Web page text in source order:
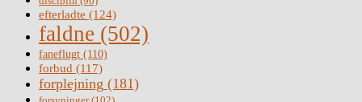
efterladte (124)
faldne (502)
faneflugt (110)
forbud (117)
forplejning (181)